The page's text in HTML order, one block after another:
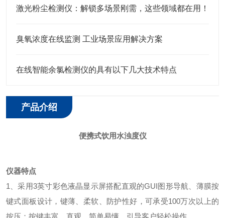
激光粉尘检测仪：解锁多场景刚需，这些领域都在用！
臭氧浓度在线监测 工业场景应用解决方案
在线智能余氯检测仪的具有以下几大技术特点
产品介绍
便携式饮用水浊度仪
仪器特点
1、采用3英寸彩色液晶显示屏搭配直观的GUI图形导航
薄膜按
键式面板设计，键薄、柔软、防护性好，可承受100万次以上的
按压；按键丰富、直观、简单易懂、引导客户轻松操作。